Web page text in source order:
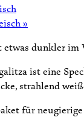
»
dunkler
ist eine
strahlend
für